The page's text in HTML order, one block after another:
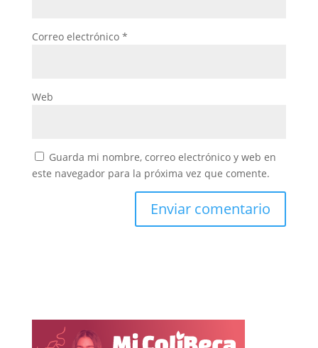
Correo electrónico *
Web
Guarda mi nombre, correo electrónico y web en
este navegador para la próxima vez que comente.